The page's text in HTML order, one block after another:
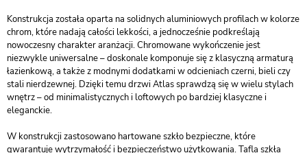
Konstrukcja została oparta na solidnych aluminiowych profilach w kolorze
chrom, które nadają całości lekkości, a jednocześnie podkreślają
nowoczesny charakter aranżacji. Chromowane wykończenie jest
niezwykle uniwersalne – doskonale komponuje się z klasyczną armaturą
łazienkową, a także z modnymi dodatkami w odcieniach czerni, bieli czy
stali nierdzewnej. Dzięki temu drzwi Atlas sprawdzą się w wielu stylach
wnętrz – od minimalistycznych i loftowych po bardziej klasyczne i
eleganckie.
W konstrukcji zastosowano hartowane szkło bezpieczne, które
gwarantuje wytrzymałość i bezpieczeństwo użytkowania. Tafla szkła